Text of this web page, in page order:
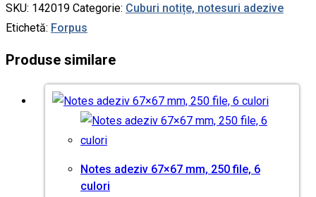
SKU: 142019 Categorie: Cuburi notițe, notesuri adezive
Etichetă: Forpus
Produse similare
Notes adeziv 67×67 mm, 250 file, 6
culori